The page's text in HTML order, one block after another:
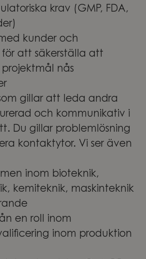
krav (GMP, FDA,
kunder och
att säkerställa att
nås
gillar att leda andra
och kommunikativ i
Du gillar problemlösning
kontaktytor. Vi ser även
inom bioteknik,
kemiteknik, maskinteknik
en roll inom
inom produktion